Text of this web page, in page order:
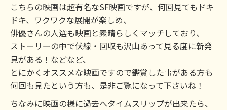
こちらの映画は超有名なSF映画ですが、何回見てもドキ
ドキ、ワクワクな展開が楽しめ、
俳優さんの人選も映画と素晴らしくマッチしており、
ストーリーの中で伏線・回収も沢山あって見る度に新発
見がある！などなど、
とにかくオススメな映画ですので鑑賞した事がある方も
何回も見たという方も、是非ご覧になって下さいね！
ちなみに映画の様に過去へタイムスリップが出来たら、